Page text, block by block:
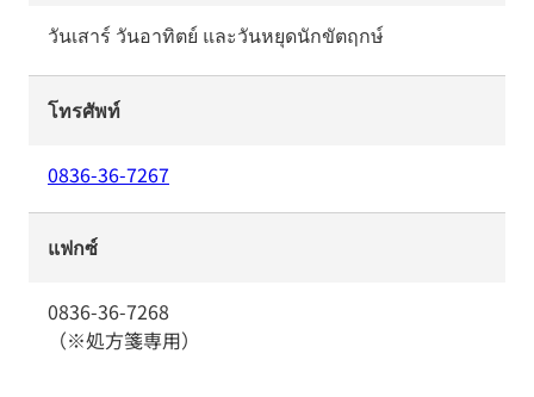
วันเสาร์ วันอาทิตย์ และวันหยุดนักขัตฤกษ์
โทรศัพท์
0836-36-7267
แฟกซ์
0836-36-7268
（※処方箋専用）